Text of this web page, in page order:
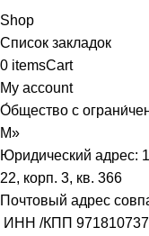
Shop
Список закладок
0 itemsCart
My account
О́бщество с
М»
Юридический адрес:
22, корп. 3, кв. 366
Почтовый адрес
ИНН /КПП